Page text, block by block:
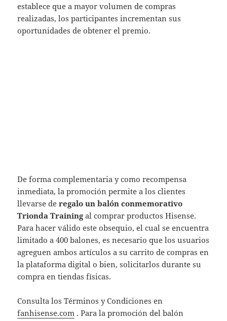
establece que a mayor volumen de compras
realizadas, los participantes incrementan sus
oportunidades de obtener el premio.
De forma complementaria y como recompensa
inmediata, la promoción permite a los clientes
llevarse deregalo un balón conmemorativo
Trionda Trainingal comprar productos Hisense.
Para hacer válido este obsequio, el cual se encuentra
limitado a 400 balones, es necesario que los usuarios
agreguen ambos artículos a su carrito de compras en
la plataforma digital o bien, solicitarlos durante su
compra en tiendas físicas.
Consulta los Términos y Condiciones en
fanhisense.com . Para la promoción del balón